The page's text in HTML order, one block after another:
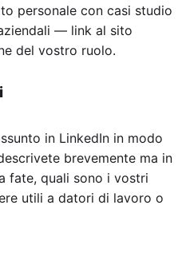
personale con casi studio
— link al sito
del vostro ruolo.
in LinkedIn in modo
brevemente ma in
fate, quali sono i vostri
utili a datori di lavoro o